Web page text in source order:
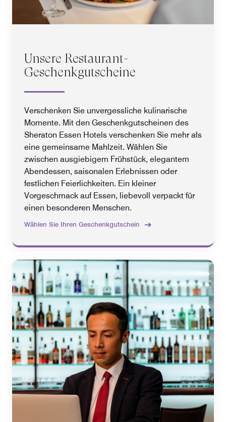
Unsere Restaurant-
Geschenkgutscheine
Verschenken Sie unvergessliche kulinarische
Momente. Mit den Geschenkgutscheinen des
Sheraton Essen Hotels verschenken Sie mehr als
eine gemeinsame Mahlzeit. Wählen Sie
zwischen ausgiebigem Frühstück, elegantem
Abendessen, saisonalen Erlebnissen oder
festlichen Feierlichkeiten. Ein kleiner
Vorgeschmack auf Essen, liebevoll verpackt für
einen besonderen Menschen.
Wählen Sie Ihren Geschenkgutschein